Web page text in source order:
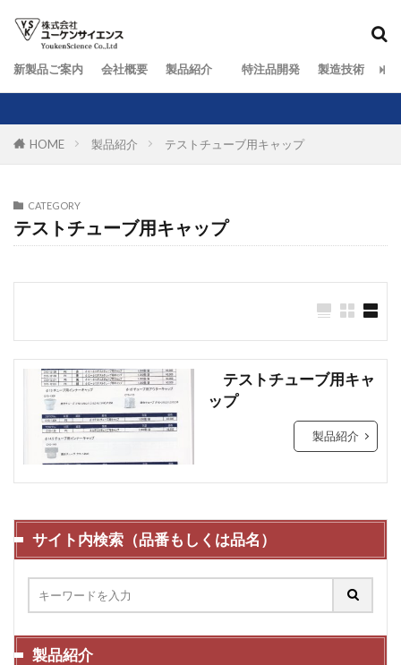
新製品ご案内 会社概要 製品紹介 特注品開発 製造技術 お
HOME 製品紹介 テストチューブ用キャップ
CATEGORY
テストチューブ用キャップ
テストチューブ用キャ
ップ
製品紹介
サイト内検索（品番もしくは品名）
製品紹介